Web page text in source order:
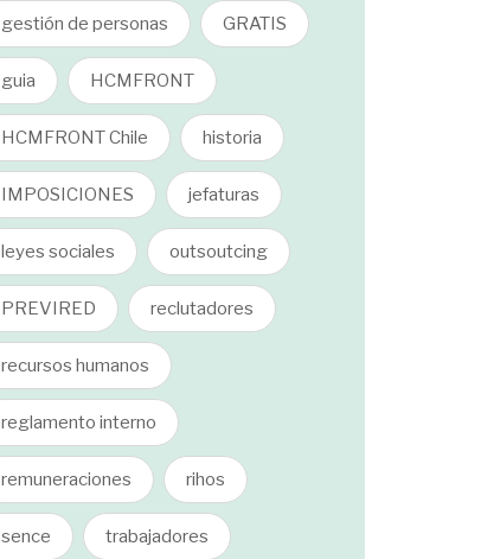
gestión de personas GRATIS
guia HCMFRONT
HCMFRONT Chile historia
IMPOSICIONES jefaturas
leyes sociales outsoutcing
PREVIRED reclutadores
recursos humanos
reglamento interno
remuneraciones rihos
sence trabajadores